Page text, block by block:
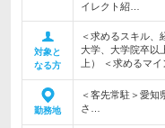
イレクト紹…
対象と
なる方
＜求めるスキル、
大学、大学院卒以
上） ＜求めるマ
勤務地
＜客先常駐＞愛
さ…